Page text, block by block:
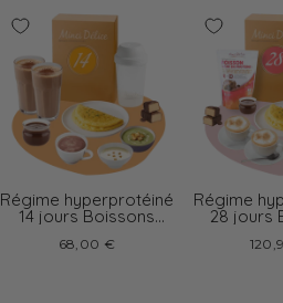
Régime hyperprotéiné
14 jours Boissons
68,00 €
Régime
28 jours